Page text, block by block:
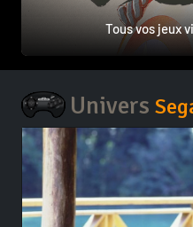
Tous vos jeux
Univers